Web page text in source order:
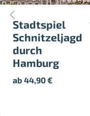
Stadtspiel
Schnitzeljagd
durch
Hamburg
ab44,90€